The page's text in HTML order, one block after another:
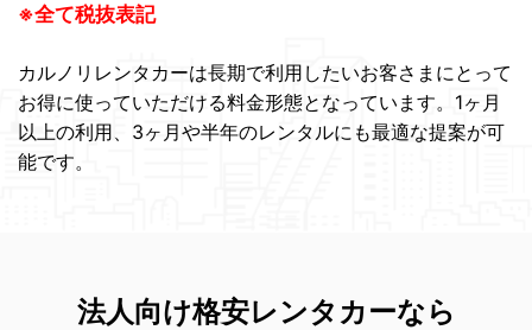
※全て税抜表記
カルノリレンタカーは長期で利用したいお客さまにとって
お得に使っていただける料金形態となっています。1ヶ月
以上の利用、3ヶ月や半年のレンタルにも最適な提案が可
能です。
法人向け格安レンタカーなら